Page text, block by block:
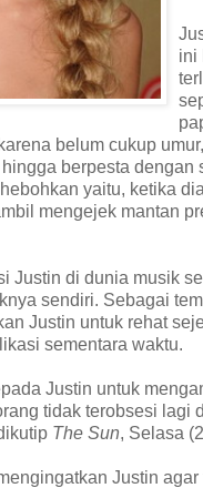
ini
belum cukup
berpesta dengan
yaitu, ketika
mengejek mantan
Justin di dunia musik
sendiri. Sebagai
Justin untuk rehat
sementara waktu.
Justin untuk
tidak terobsesi lagi
The Sun, Selasa
Justin agar